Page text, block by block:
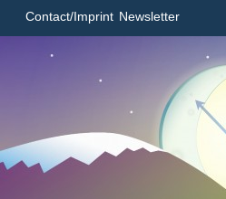
Contact/Imprint Newsletter